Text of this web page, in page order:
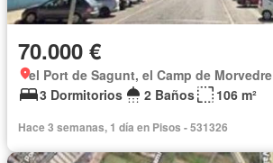
70.000 €
el Port de Sagunt, el Camp de Morvedre
3 Dormitorios
2 Baños 106 m²
Hace 3 semanas, 1 día en Pisos - 531326